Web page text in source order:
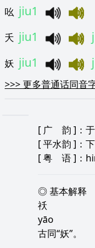
吆 jiu1
夭 jiu1
妖 jiu1
>>>更多普通话同音
[ 广 韵 ]：
[平水韵 ]：
[粤 语]：
◎ 基本解释
祅
yāo
古同“妖”。